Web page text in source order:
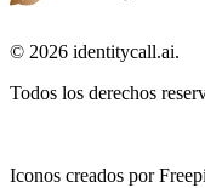
© 2026 identitycall.ai.
Todos los derechos
Iconos creados por